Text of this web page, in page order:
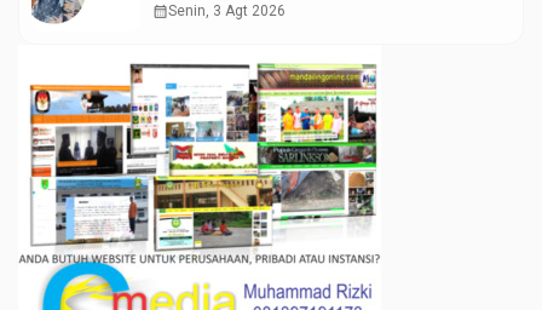
calendar_monthSenin, 3 Agt 2026